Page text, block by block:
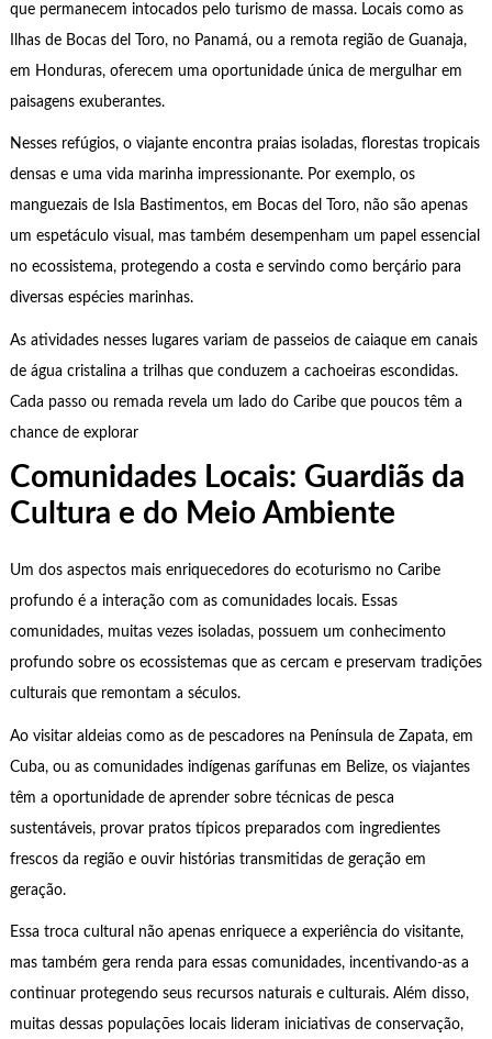
que permanecem intocados pelo turismo de massa. Locais como as
Ilhas de Bocas del Toro, no Panamá, ou a remota região de Guanaja,
em Honduras, oferecem uma oportunidade única de mergulhar em
paisagens exuberantes.
Nesses refúgios, o viajante encontra praias isoladas, florestas tropicais
densas e uma vida marinha impressionante. Por exemplo, os
manguezais de Isla Bastimentos, em Bocas del Toro, não são apenas
um espetáculo visual, mas também desempenham um papel essencial
no ecossistema, protegendo a costa e servindo como berçário para
diversas espécies marinhas.
As atividades nesses lugares variam de passeios de caiaque em canais
de água cristalina a trilhas que conduzem a cachoeiras escondidas.
Cada passo ou remada revela um lado do Caribe que poucos têm a
chance de explorar
Comunidades Locais: Guardiãs da
Cultura e do Meio Ambiente
Um dos aspectos mais enriquecedores do ecoturismo no Caribe
profundo é a interação com as comunidades locais. Essas
comunidades, muitas vezes isoladas, possuem um conhecimento
profundo sobre os ecossistemas que as cercam e preservam tradições
culturais que remontam a séculos.
Ao visitar aldeias como as de pescadores na Península de Zapata, em
Cuba, ou as comunidades indígenas garífunas em Belize, os viajantes
têm a oportunidade de aprender sobre técnicas de pesca
sustentáveis, provar pratos típicos preparados com ingredientes
frescos da região e ouvir histórias transmitidas de geração em
geração.
Essa troca cultural não apenas enriquece a experiência do visitante,
mas também gera renda para essas comunidades, incentivando-as a
continuar protegendo seus recursos naturais e culturais. Além disso,
muitas dessas populações locais lideram iniciativas de conservação,